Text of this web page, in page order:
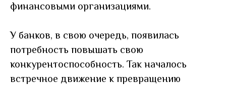
финансовыми организациями.
У банков, в свою очередь, появилась
потребность повышать свою
конкурентоспособность. Так началось
встречное движение к превращению